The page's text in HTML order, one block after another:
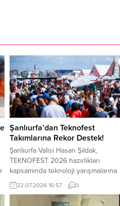
Şanlıurfa’dan Teknofest
Takımlarına Rekor Destek!
Şanlıurfa Valisi Hasan Şıldak,
TEKNOFEST 2026 hazırlıkları
kapsamında teknoloji yarışmalarına
katılacak takımlara yönelik
desteklerin artırıldığını açıkladı.
Şanlıurfa Valisi Hasan Şıldak,
22.07.2026 16:57 0